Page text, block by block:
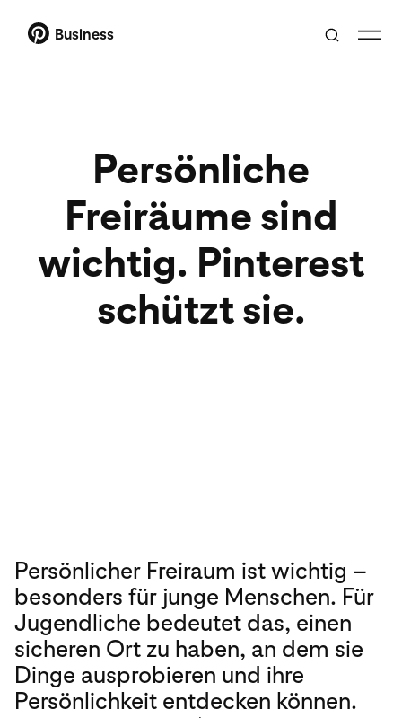
Business
Persönliche
Freiräume sind
wichtig. Pinterest
schützt sie.
Persönlicher Freiraum ist wichtig –
besonders für junge Menschen. Für
Jugendliche bedeutet das, einen
sicheren Ort zu haben, an dem sie
Dinge ausprobieren und ihre
Persönlichkeit entdecken können.